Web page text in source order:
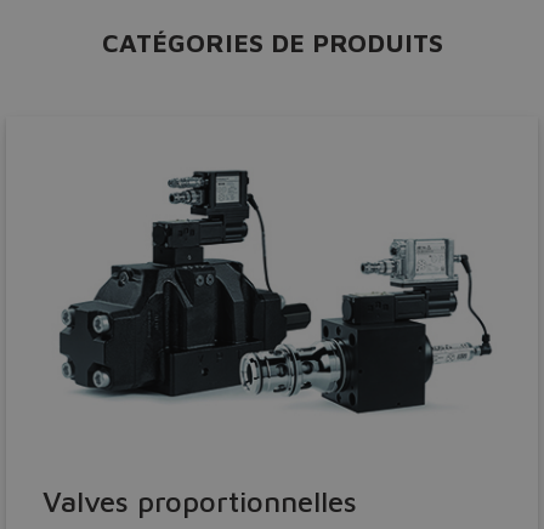
CATÉGORIES DE PRODUITS
Valves proportionnelles